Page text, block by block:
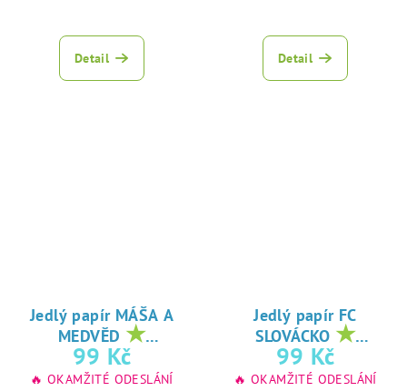
Detail Detail
Jedlý papír MÁŠA A
MEDVĚD ★
oblíbený tisk na
jedlý papír
99 Kč
🔥 OKAMŽITÉ ODESLÁNÍ
Jedlý papír FC
SLOVÁCKO ★
oblíbený tisk na
jedlý papír
99 Kč
🔥 OKAMŽITÉ ODESLÁNÍ